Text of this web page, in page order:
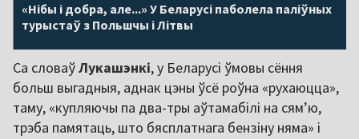
«Нібы і добра, але...» У Беларусі паболела паліўных
турыстаў з Польшчы і Літвы
Са словаўЛукашэнкі, у Беларусі ўмовы сёння
больш выгадныя, аднак цэны ўсё роўна «рухаюцца»,
таму, «купляючы па два-тры аўтамабілі на сям’ю,
трэба памятаць, што бясплатнага бензіну няма» і